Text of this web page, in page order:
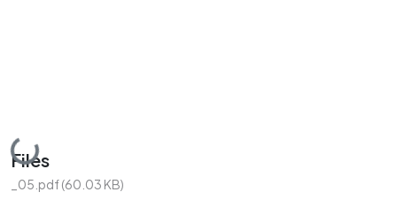
Loading...
Files
_05.pdf(60.03 KB)